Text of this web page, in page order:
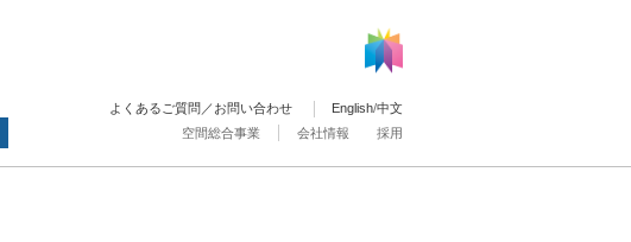
空間総合事業 会社情報 採用
よくあるご質問／お問い合わせ English/中文